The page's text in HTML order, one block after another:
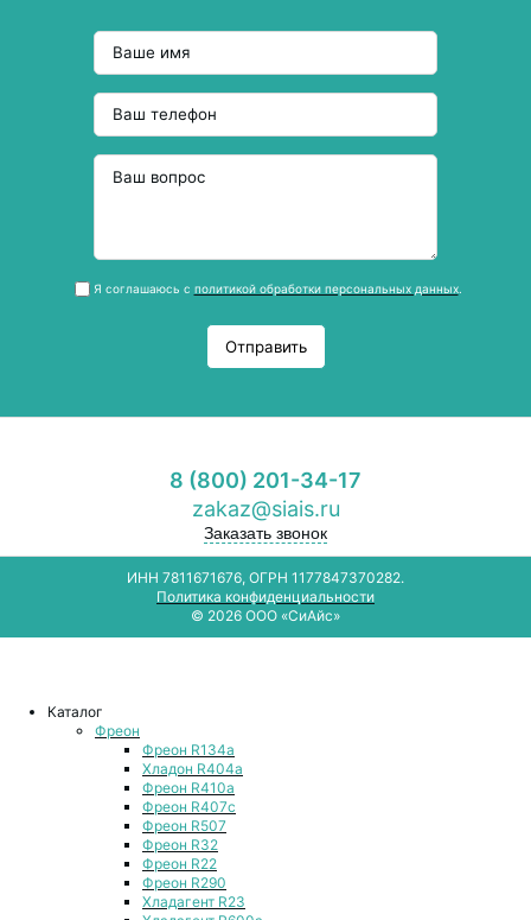
Я соглашаюсь с политикой обработки персональных данных.
Отправить
8 (800) 201-34-17
zakaz@siais.ru
Заказать звонок
ИНН 7811671676, ОГРН 1177847370282.
Политика конфиденциальности
© 2026 ООО «СиАйс»
Каталог
Фреон
Фреон R134a
Хладон R404a
Фреон R410a
Фреон R407с
Фреон R507
Фреон R32
Фреон R22
Фреон R290
Хладагент R23